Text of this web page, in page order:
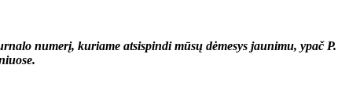
numerį, kuriame atsispindi mūsų dėmesys jaunimu, ypač P.